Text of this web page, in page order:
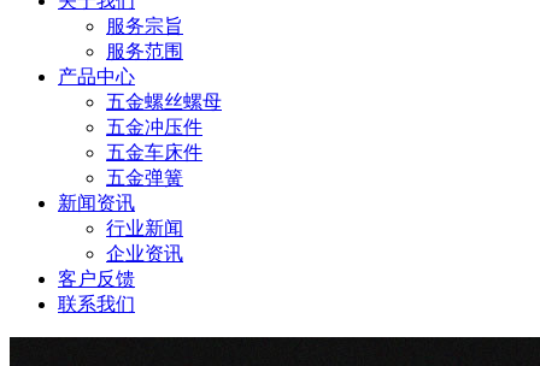
服务宗旨
服务范围
产品中心
五金螺丝螺母
五金冲压件
五金车床件
五金弹簧
新闻资讯
行业新闻
企业资讯
客户反馈
联系我们